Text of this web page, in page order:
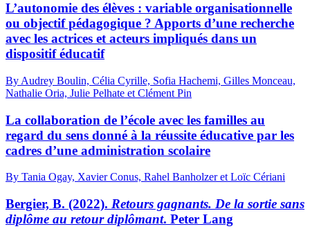
L’autonomie des élèves : variable organisationnelle
ou objectif pédagogique ? Apports d’une recherche
avec les actrices et acteurs impliqués dans un
dispositif éducatif
By Audrey Boulin, Célia Cyrille, Sofia Hachemi, Gilles Monceau,
Nathalie Oria, Julie Pelhate et Clément Pin
La collaboration de l’école avec les familles au
regard du sens donné à la réussite éducative par les
cadres d’une administration scolaire
By Tania Ogay, Xavier Conus, Rahel Banholzer et Loïc Cériani
Bergier, B. (2022). Retours gagnants. De la sortie sans
diplôme au retour diplômant. Peter Lang